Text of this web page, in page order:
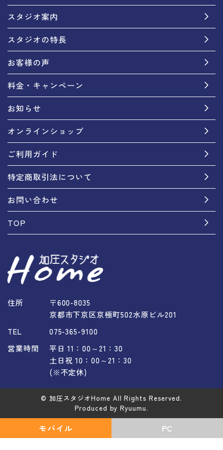
スタジオ案内
スタジオの特長
お客様の声
料金・キャンペーン
お知らせ
オンラインショップ
ご利用ガイド
特定商取引法について
お問い合わせ
TOP
住所
〒600-8035
京都市下京区京極町502水原ビル201
TEL
075-365-9100
営業時間
平日 11：00～21：30
土日祝 10：00～21：30
(※不定休)
© 加圧スタジオHome All Rights Reserved.
Produced by Ryuumu.
モバイル PC